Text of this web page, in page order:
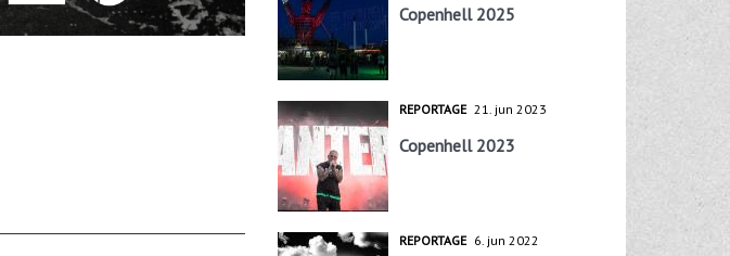
Copenhell 2025
REPORTAGE 21. jun 2023
Copenhell 2023
REPORTAGE 6. jun 2022